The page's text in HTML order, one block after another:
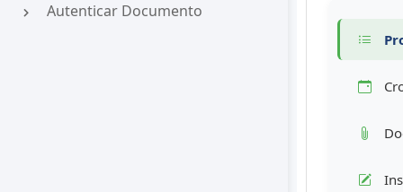
Autenticar Documento